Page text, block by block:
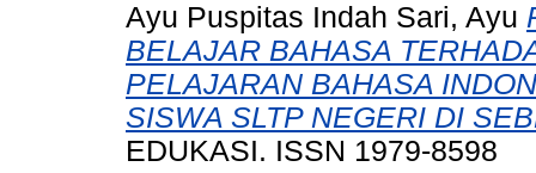
Ayu Puspitas Indah Sari, Ayu
BELAJAR BAHASA
PELAJARAN BAHASA
SISWA SLTP NEGERI DI
EDUKASI. ISSN 1979-8598